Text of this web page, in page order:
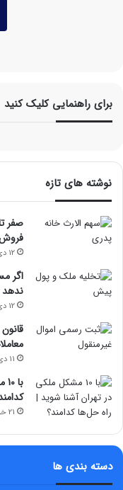
برای راهنمایی کلیک کنید
نوشته های تازه
فروش
12 دی 1404
اگر
ندهد
12 دی 1404
11 دی 1404
21 خرداد 1404
دسته بندی ها